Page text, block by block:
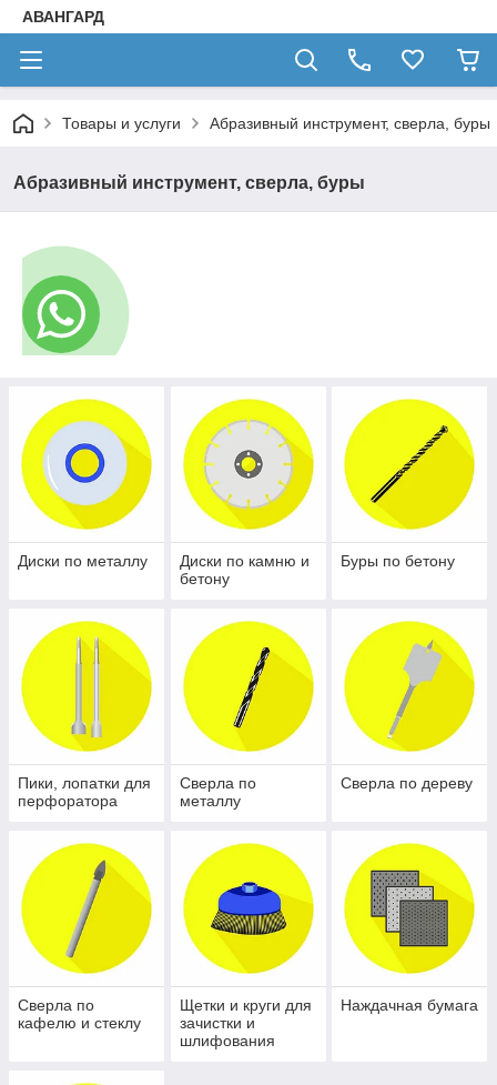
АВАНГАРД
Товары и услуги Абразивный инструмент, сверла, буры
Абразивный инструмент, сверла, буры
Диски по металлу
Диски по камню и
бетону
Буры по бетону
Пики, лопатки для
перфоратора
Сверла по
металлу
Сверла по дереву
Сверла по
кафелю и стеклу
Щетки и круги для
зачистки и
шлифования
Наждачная бумага